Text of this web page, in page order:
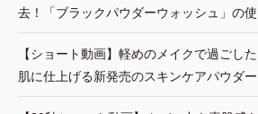
去！「ブラックパウダーウォッシュ」の
【ショート動画】軽めのメイクで過ごし
肌に仕上げる新発売のスキンケアパウダ